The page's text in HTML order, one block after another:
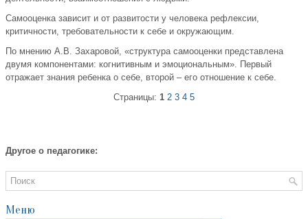
Самооценка зависит и от развитости у человека рефлексии,
критичности, требовательности к себе и окружающим.
По мнению А.В. Захаровой, «структура самооценки представлена
двумя компонентами: когнитивным и эмоциональным». Первый
отражает знания ребенка о себе, второй – его отношение к себе.
Страницы: 1 2 3 4 5
Другое о педагогике:
Меню